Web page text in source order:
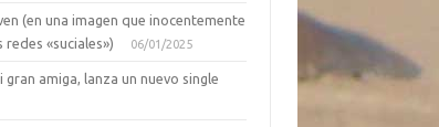
(en una imagen que inocentemente
redes «suciales»)
06/01/2025
gran amiga, lanza un nuevo single